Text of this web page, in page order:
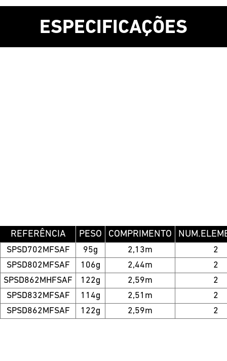
ESPECIFICAÇÕES
REFERÊNCIA PESO COMPRIMENTO
SPSD702MFSAF 95g 2,13m
2
SPSD802MFSAF
106g 2,44m
2
SPSD862MHFSAF
122g 2,59m
2
SPSD832MFSAF
114g 2,51m
2
SPSD862MFSAF
122g 2,59m 2